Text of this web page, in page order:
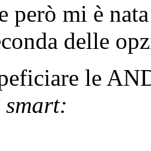
però mi è
delle
le
smart: